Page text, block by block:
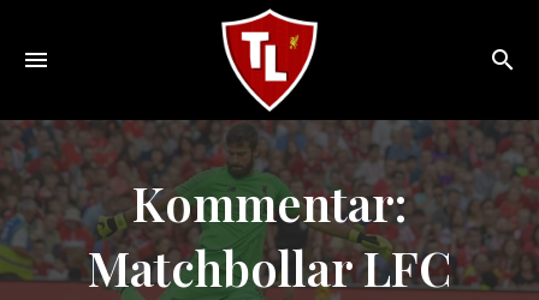
Sveriges
största
Liverpool
online
magazine!
Kommentar:
Matchbollar LFC